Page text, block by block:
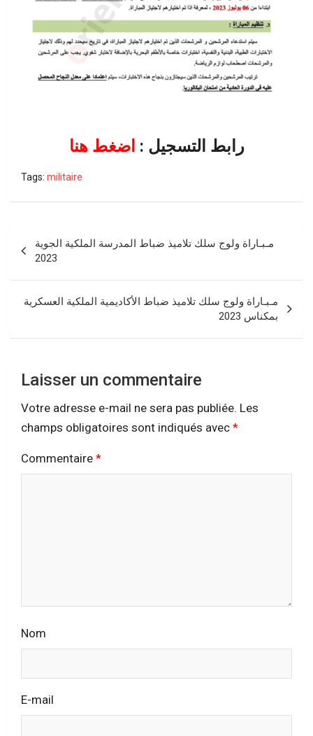
رابط التسجيل : اضغط هنا
Tags: militaire
de
l’article
مـبـاراة ولوج سلك تلاميذ ضباط المدرسة الملكية الجوية
2023
مـبـاراة ولوج سلك تلاميذ ضباط الأكاديمية الملكية العسكرية
بمكناس 2023
Laisser un commentaire
Votre adresse e-mail ne sera pas publiée. Les
champs obligatoires sont indiqués avec *
Commentaire *
Nom
E-mail